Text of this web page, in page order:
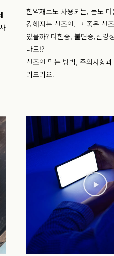
한약재로도 사용되는, 몸도
강해지는 산조인. 그 좋은 산
있을까? 다한증, 불면증,신경
나로!?
산조인 먹는 방법, 주의사항
려드려요.